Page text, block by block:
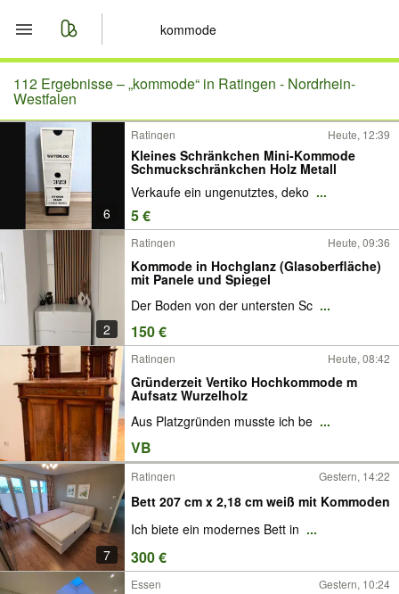
Start
Merkliste
Nachrichten
Anzeige aufgeben
112 Ergebnisse –„kommode“ in Ratingen - Nordrhein-
Westfalen
6
Ratingen Heute, 12:39
Kleines Schränkchen Mini-Kommode
Schmuckschränkchen Holz Metall
Verkaufe ein ungenutztes, deko ...
5 €
2
Ratingen Heute, 09:36
Kommode in Hochglanz (Glasoberfläche)
mit Panele und Spiegel
Der Boden von der untersten Sc ...
150 €
Ratingen Heute, 08:42
Gründerzeit Vertiko Hochkommode m
Aufsatz Wurzelholz
Aus Platzgründen musste ich be ...
VB
7
Ratingen Gestern, 14:22
Bett 207 cm x 2,18 cm weiß mit Kommoden
Ich biete ein modernes Bett in ...
300 €
Essen Gestern, 10:24